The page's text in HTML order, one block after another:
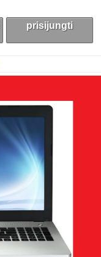
prisijungti